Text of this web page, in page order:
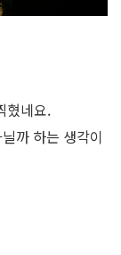
혔네요.
까 하는 생각이